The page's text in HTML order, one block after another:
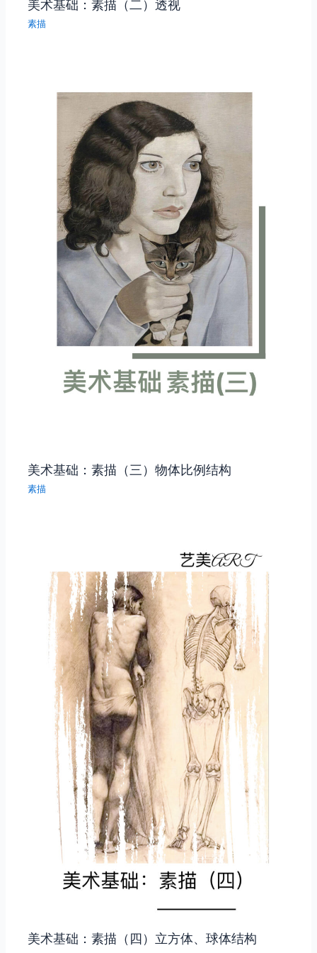
美术基础：素描（二）透视
素描
美术基础：素描（三）物体比例结构
素描
美术基础：素描（四）立方体、球体结构